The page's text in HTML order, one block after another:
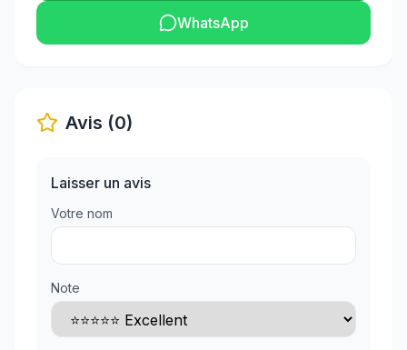
WhatsApp
Avis (0)
Laisser un avis
Votre nom
Note